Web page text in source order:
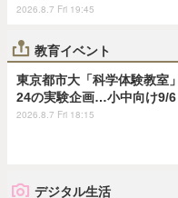
2026.8.7 Fri 19:45
教育イベント
東京都市大「科学体験教室」
24の実験企画…小中向け9/6
2026.8.7 Fri 18:15
デジタル生活